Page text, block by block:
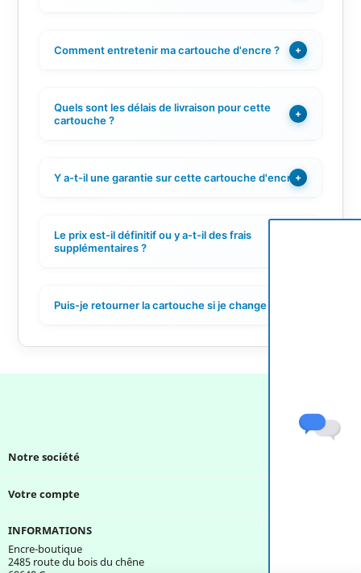
Comment entretenir ma cartouche d'encre ? +
Quels sont les délais de livraison pour cette
cartouche ?
+
Y a-t-il une garantie sur cette cartouche d'encre ?
+
Le prix est-il définitif ou y a-t-il des frais
supplémentaires ?
Puis-je retourner la cartouche si je change d'avis ?
Notre société
Votre compte
INFORMATIONS
Encre-boutique
2485 route du bois du chêne